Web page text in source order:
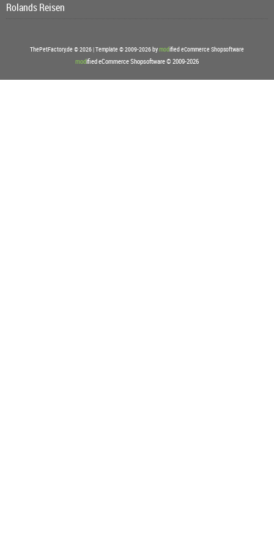
Rolands Reisen
ThePetFactory.de © 2026 | Template © 2009-2026 bymodified eCommerce Shopsoftware
modified eCommerce Shopsoftware © 2009-2026